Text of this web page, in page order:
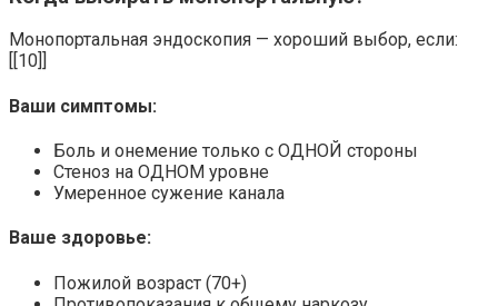
Монопортальная эндоскопия — хороший выбор, если:
[[10]]
Ваши симптомы:
Боль и онемение только с ОДНОЙ стороны
Стеноз на ОДНОМ уровне
Умеренное сужение канала
Ваше здоровье:
Пожилой возраст (70+)